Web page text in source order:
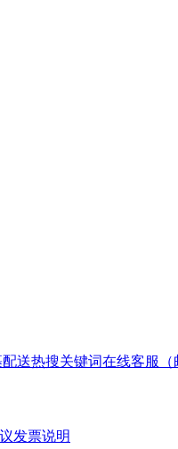
送热搜关键词在线客服（
发票说明